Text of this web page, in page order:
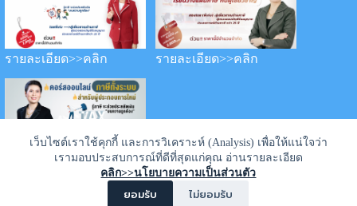
เว็บไซต์เราใช้คุกกี้ และการวิเคราะห์ (Analysis) เพื่อให้แน่ใจว่า
เรามอบประสบการณ์ที่ดีที่สุดแก่คุณ อ่านรายละเอียด
คลิก>>นโยบายความเป็นส่วนตัว
ยอมรับ ไม่ยอมรับ
รายละเอียด>>คลิก รายละเอียด>>คลิก
รายละเอียด>>คลิก
©2021 Keng Bunchee PaSi BunTao All Rights Reserved |